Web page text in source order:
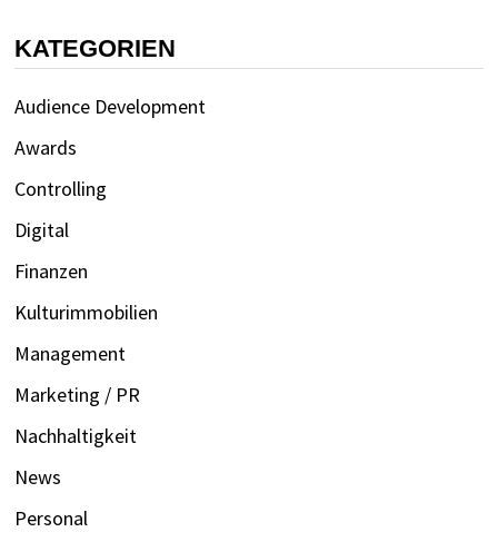
KATEGORIEN
Audience Development
Awards
Controlling
Digital
Finanzen
Kulturimmobilien
Management
Marketing / PR
Nachhaltigkeit
News
Personal